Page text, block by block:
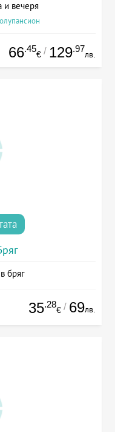
и вечеря
66.45
€ / 129.97
лв.
бряг
35.28
€ / 69лв.